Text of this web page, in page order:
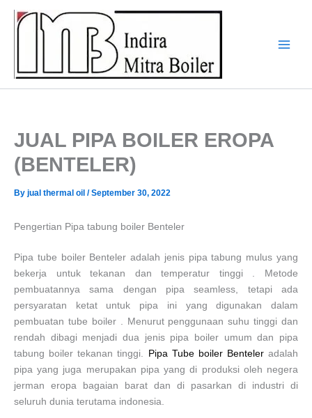
JUAL PIPA BOILER EROPA
(BENTELER)
By jual thermal oil /September 30, 2022
Pengertian Pipa tabung boiler Benteler
Pipa tube boiler Benteler adalah jenis pipa tabung mulus yang
bekerja untuk tekanan dan temperatur tinggi . Metode
pembuatannya sama dengan pipa seamless, tetapi ada
persyaratan ketat untuk pipa ini yang digunakan dalam
pembuatan tube boiler . Menurut penggunaan suhu tinggi dan
rendah dibagi menjadi dua jenis pipa boiler umum dan pipa
tabung boiler tekanan tinggi. Pipa Tube boiler Benteleradalah
pipa yang juga merupakan pipa yang di produksi oleh negera
jerman eropa bagaian barat dan di pasarkan di industri di
seluruh dunia terutama indonesia.